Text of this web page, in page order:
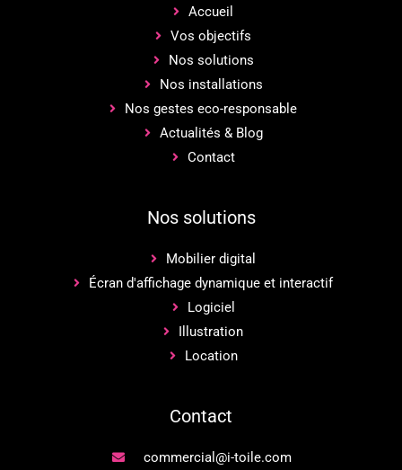
Accueil
Vos objectifs
Nos solutions
Nos installations
Nos gestes eco-responsable
Actualités & Blog
Contact
Nos solutions
Mobilier digital
Écran d'affichage dynamique et interactif
Logiciel
Illustration
Location
Contact
commercial@i-toile.com